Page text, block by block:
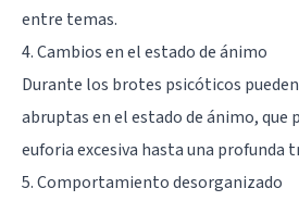
entre temas.
4. Cambios en el estado de ánimo
Durante los brotes psicóticos
abruptas en el estado de ánimo, que
euforia excesiva hasta una
5. Comportamiento desorganizado